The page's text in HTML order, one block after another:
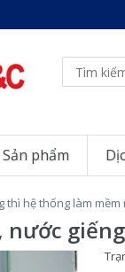
Sản phẩm
hệ thống làm
nước